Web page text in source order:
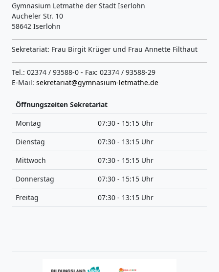
Gymnasium Letmathe der Stadt Iserlohn
Aucheler Str. 10
58642 Iserlohn
Sekretariat: Frau Birgit Krüger und Frau Annette Filthaut
Tel.: 02374 / 93588-0 - Fax: 02374 / 93588-29
E-Mail: sekretariat@gymnasium-letmathe.de
Öffnungszeiten Sekretariat
Montag
07:30 - 15:15 Uhr
Dienstag
07:30 - 13:15 Uhr
Mittwoch
07:30 - 15:15 Uhr
Donnerstag
07:30 - 15:15 Uhr
Freitag
07:30 - 13:15 Uhr